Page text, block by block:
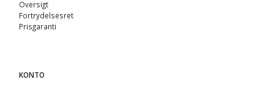
Oversigt
Fortrydelsesret
Prisgaranti
KONTO